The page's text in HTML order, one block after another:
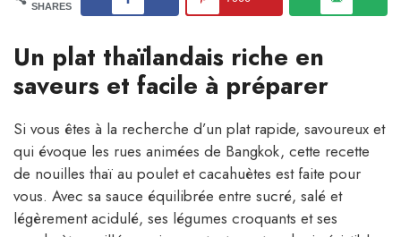
SHARES
Un plat thaïlandais riche en
saveurs et facile à préparer
Si vous êtes à la recherche d’un plat rapide, savoureux et
qui évoque les rues animées de Bangkok, cette recette
de nouilles thaï au poulet et cacahuètes est faite pour
vous. Avec sa sauce équilibrée entre sucré, salé et
légèrement acidulé, ses légumes croquants et ses